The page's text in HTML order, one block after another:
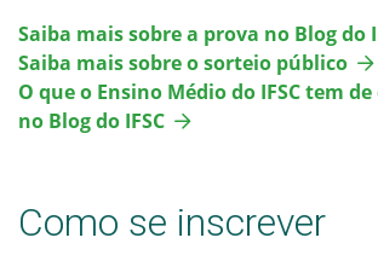
Processos Seletivos
Cotas
Orientações para Matrícula
Saiba mais sobre a prova no Blog do
Saiba mais sobre o sorteio público
O que o Ensino Médio do IFSC tem
no Blog do IFSC
Como se inscrever